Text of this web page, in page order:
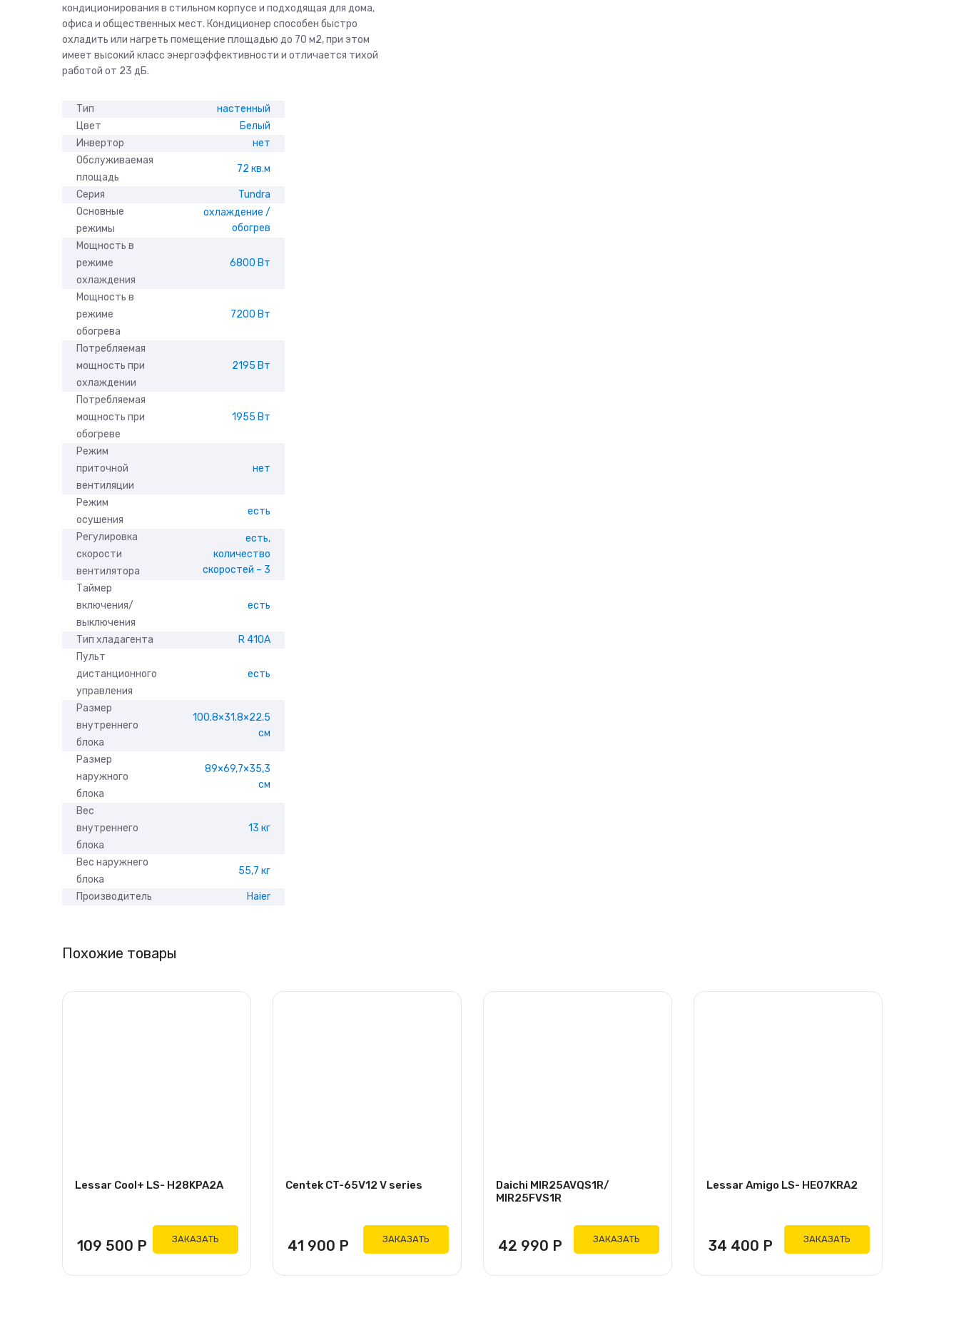
кондиционирования в стильном корпусе и подходящая для дома,
офиса и общественных мест. Кондиционер способен быстро
охладить или нагреть помещение площадью до 70 м2, при этом
имеет высокий класс энергоэффективности и отличается тихой
работой от 23 дБ.
Тип
настенный
Цвет
Белый
Инвертор
нет
Обслуживаемая
площадь
72 кв.м
Серия
Tundra
Основные
режимы
охлаждение /
обогрев
Мощность в
режиме
охлаждения
6800 Вт
Мощность в
режиме
обогрева
7200 Вт
Потребляемая
мощность при
охлаждении
2195 Вт
Потребляемая
мощность при
обогреве
1955 Вт
Режим
приточной
вентиляции
нет
Режим
осушения
есть
Регулировка
скорости
вентилятора
есть,
количество
скоростей – 3
Таймер
включения/
выключения
есть
Тип хладагента
R 410A
Пульт
дистанционного
управления
есть
Размер
внутреннего
блока
100.8×31.8×22.5
см
Размер
наружного
блока
89×69,7×35,3
см
Вес
внутреннего
блока
13 кг
Вес наружнего
блока
55,7 кг
Производитель Haier
Похожие товары
Lessar Cool+ LS- H28KPA2A
109 500 Р ЗАКАЗАТЬ
Centek CT-65V12 V series
41 900 Р ЗАКАЗАТЬ
Daichi MIR25AVQS1R/
MIR25FVS1R
42 990 Р ЗАКАЗАТЬ
Lessar Amigo LS- HE07KRA2
34 400 Р ЗАКАЗАТЬ